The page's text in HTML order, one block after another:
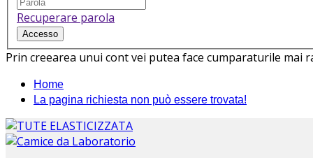
Recuperare parola
Accesso
Prin creearea unui cont vei putea face cumparaturile mai
Home
La pagina richiesta non può essere trovata!